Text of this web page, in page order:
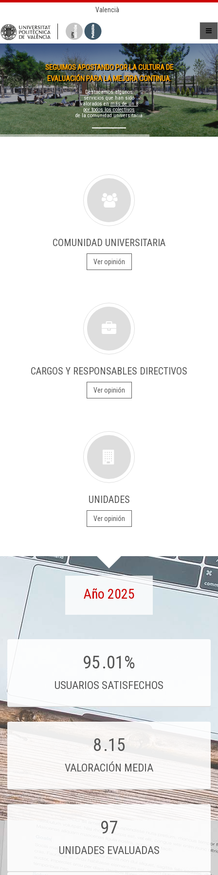
Valencià
SEGUIMOS APOSTANDO POR LA CULTURA DE
EVALUACIÓN PARA LA MEJORA CONTINUA.
Destacamos algunos
servicios que han sido
valorados enmás de un 8
por todos los colectivos
de la comunidad universitaria
COMUNIDAD UNIVERSITARIA
Ver opinión
CARGOS Y RESPONSABLES DIRECTIVOS
Ver opinión
UNIDADES
Ver opinión
Año 2025
95.01%
USUARIOS SATISFECHOS
8.15
VALORACIÓN MEDIA
97
UNIDADES EVALUADAS